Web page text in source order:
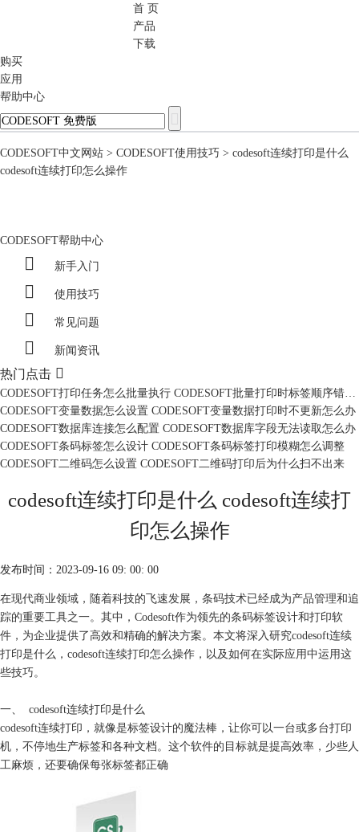
首 页
产品
下载
购买
应用
帮助中心
CODESOFT中文网站 > CODESOFT使用技巧 > codesoft连续打印是什么
codesoft连续打印怎么操作
CODESOFT帮助中心
 新手入门
 使用技巧
 常见问题
 新闻资讯
热门点击 
CODESOFT打印任务怎么批量执行 CODESOFT批量打印时标签顺序错乱怎么办
CODESOFT变量数据怎么设置 CODESOFT变量数据打印时不更新怎么办
CODESOFT数据库连接怎么配置 CODESOFT数据库字段无法读取怎么办
CODESOFT条码标签怎么设计 CODESOFT条码标签打印模糊怎么调整
CODESOFT二维码怎么设置 CODESOFT二维码打印后为什么扫不出来
codesoft连续打印是什么 codesoft连续打
印怎么操作
发布时间：2023-09-16 09: 00: 00
在现代商业领域，随着科技的飞速发展，条码技术已经成为产品管理和追
踪的重要工具之一。其中，Codesoft作为领先的条码标签设计和打印软
件，为企业提供了高效和精确的解决方案。本文将深入研究codesoft连续
打印是什么，codesoft连续打印怎么操作，以及如何在实际应用中运用这
些技巧。
一、 codesoft连续打印是什么
codesoft连续打印，就像是标签设计的魔法棒，让你可以一台或多台打印
机，不停地生产标签和各种文档。这个软件的目标就是提高效率，少些人
工麻烦，还要确保每张标签都正确